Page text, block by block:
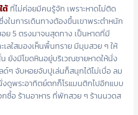
ต้ ที่ไม่ค่อยมีคนรู้จัก เพราะหาดไม่ติด
ในการเดินทางต้องขึ้นเขาพระตำหนัก
อย 5 ตรงมาจนสุดทาง เป็นหาดที่มี
เลใสมองเห็นพื้นทราย มีมุมสวย ๆ ให้
ยังมีโขดหินอยู่บริเวณชายหาดให้นั่ง
ๆ จับหอยจับปูเล่นก็สนุกได้ไม่เบื่อ ลม
งดูพระอาทิตย์ตกก็โรแมนติกไปอีกแบบ
กซื้อ ร้านอาหาร ที่พักสวย ๆ ร้านนวดส